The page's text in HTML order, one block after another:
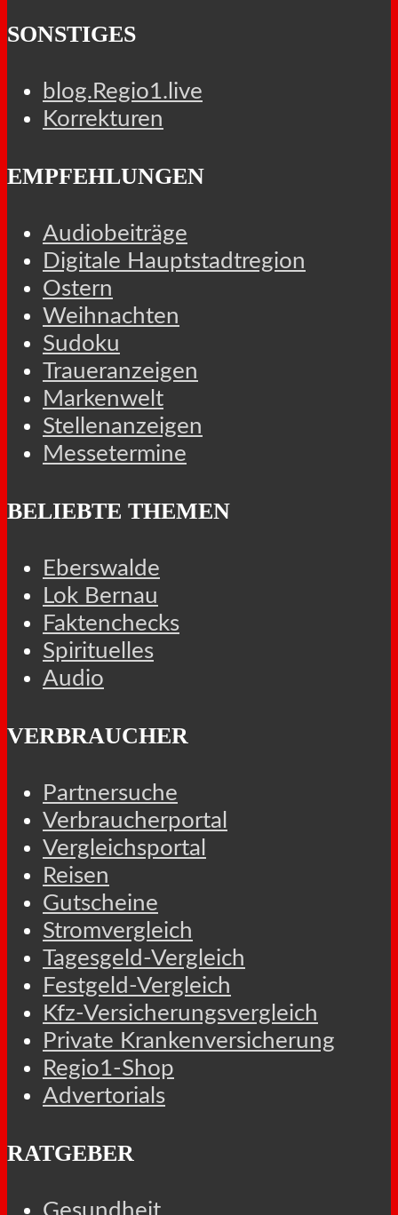
SONSTIGES
blog.Regio1.live
Korrekturen
EMPFEHLUNGEN
Audiobeiträge
Digitale Hauptstadtregion
Ostern
Weihnachten
Sudoku
Traueranzeigen
Markenwelt
Stellenanzeigen
Messetermine
BELIEBTE THEMEN
Eberswalde
Lok Bernau
Faktenchecks
Spirituelles
Audio
VERBRAUCHER
Partnersuche
Verbraucherportal
Vergleichsportal
Reisen
Gutscheine
Stromvergleich
Tagesgeld-Vergleich
Festgeld-Vergleich
Kfz-Versicherungsvergleich
Private Krankenversicherung
Regio1-Shop
Advertorials
RATGEBER